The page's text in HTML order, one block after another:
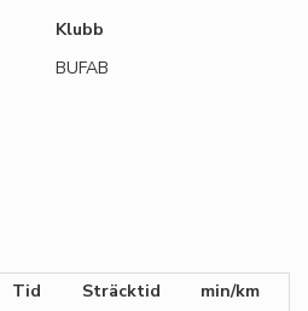
Klubb
BUFAB
Tid Sträcktid
min/km